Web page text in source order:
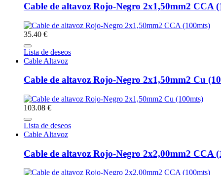
Cable de altavoz Rojo-Negro 2x1,50mm2 CCA
35.40 €
Lista de deseos
Cable Altavoz
Cable de altavoz Rojo-Negro 2x1,50mm2 Cu
103.08 €
Lista de deseos
Cable Altavoz
Cable de altavoz Rojo-Negro 2x2,00mm2 CCA